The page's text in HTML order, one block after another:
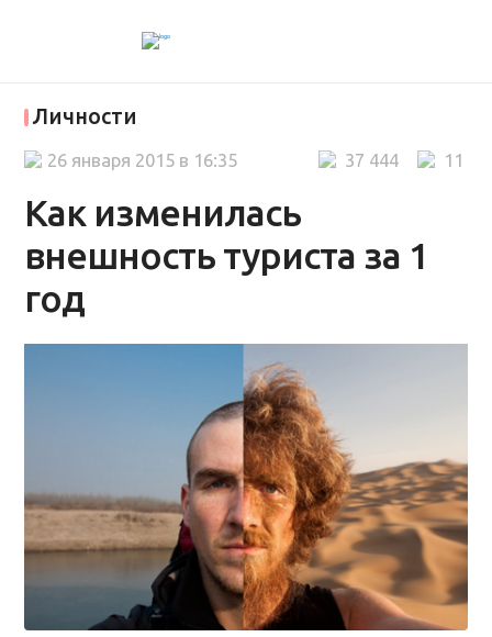
Личности
Как изменилась
внешность туриста за 1
год
11
37 444
26 января 2015 в 16:35